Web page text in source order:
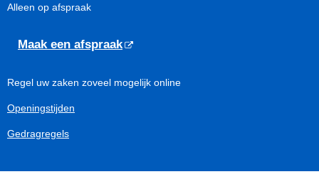
Alleen op afspraak
Maak een afspraak
Regel uw zaken zoveel mogelijk online
Openingstijden
Gedragregels